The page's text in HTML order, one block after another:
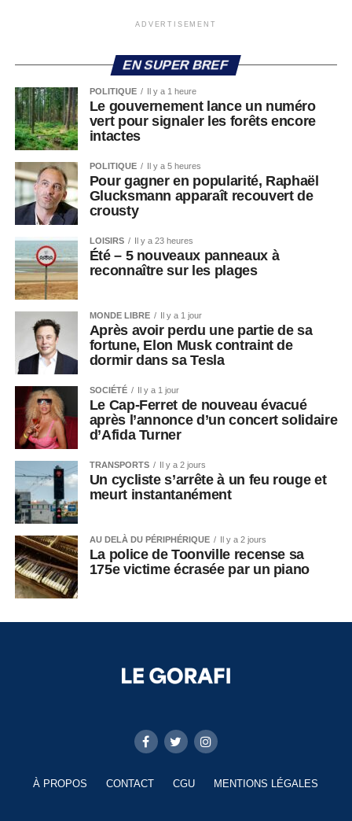
ADVERTISEMENT
EN SUPER BREF
POLITIQUE Il y a 1 heure
Le gouvernement lance un numéro
vert pour signaler les forêts encore
intactes
POLITIQUE Il y a 5 heures
Pour gagner en popularité, Raphaël
Glucksmann apparaît recouvert de
crousty
LOISIRS Il y a 23 heures
Été – 5 nouveaux panneaux à
reconnaître sur les plages
MONDE LIBRE Il y a 1 jour
Après avoir perdu une partie de sa
fortune, Elon Musk contraint de
dormir dans sa Tesla
SOCIÉTÉ Il y a 1 jour
Le Cap-Ferret de nouveau évacué
après l’annonce d’un concert solidaire
d’Afida Turner
TRANSPORTS Il y a 2 jours
Un cycliste s’arrête à un feu rouge et
meurt instantanément
AU DELÀ DU PÉRIPHÉRIQUE Il y a 2 jours
La police de Toonville recense sa
175e victime écrasée par un piano
À PROPOS CONTACT CGU MENTIONS LÉGALES